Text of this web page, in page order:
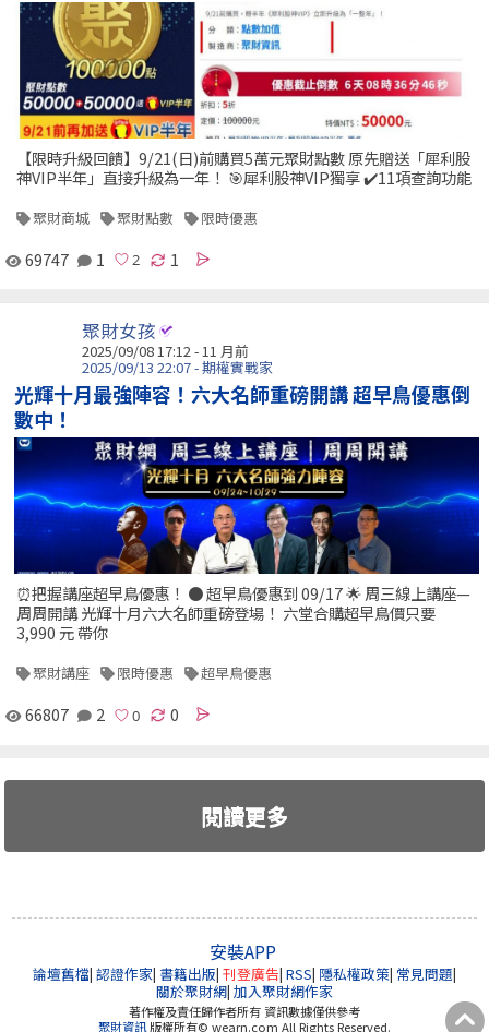
【限時升級回饋】9/21(日)前購買5萬元聚財點數 原先贈送「犀利股
神VIP半年」直接升級為一年！ 🎯犀利股神VIP獨享 ✔️11項查詢功能
聚財商城 聚財點數 限時優惠
69747 1 1
聚財女孩
2025/09/08 17:12 - 11 月前
2025/09/13 22:07 - 期權實戰家
光輝十月最強陣容！六大名師重磅開講 超早鳥優惠倒
數中！
⏰把握講座超早鳥優惠！ ● 超早鳥優惠到 09/17 🌟 周三線上講座—
周周開講 光輝十月六大名師重磅登場！ 六堂合購超早鳥價只要
3,990 元 帶你
聚財講座 限時優惠 超早鳥優惠
66807 2 0
閱讀更多
安裝APP
論壇舊檔| 認證作家| 書籍出版| 刊登廣告| RSS| 隱私權政策| 常見問題|
關於聚財網| 加入聚財網作家
著作權及責任歸作者所有 資訊數據僅供參考
聚財資訊版權所有© wearn.com All Rights Reserved.